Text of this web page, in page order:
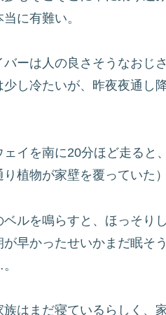
に有難い。
ーは人の良さそうなおじ
少し冷たいが、昨夜夜通し
イを南に20分ほど走ると
り植物が家壁を覆っていた
ルを鳴らすと、ほっそり
が早かったせいかまだ眠そ
はまだ寝ているらしく、